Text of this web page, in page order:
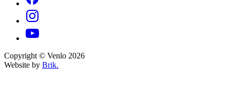
Copyright © Venlo 2026
Website by Brik.